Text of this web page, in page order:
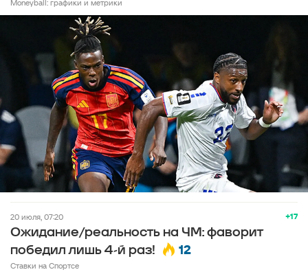
Moneyball: графики и метрики
+17
20 июля, 07:20
Ожидание/реальность на ЧМ: фаворит
победил лишь 4-й раз!
12
Ставки на Спортсе